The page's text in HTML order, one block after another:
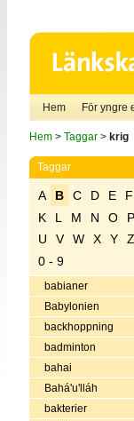
Hem För yngre
Hem> Taggar> krig
Taggar
A B C D E F
K
L M N O P
U
V W X Y Z
0 - 9
babianer
Babylonien
backhoppning
badminton
bahai
Bahá'u'lláh
bakterier